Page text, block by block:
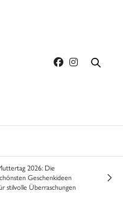
2026: Die
Geschenkideen
stilvolle Überraschungen